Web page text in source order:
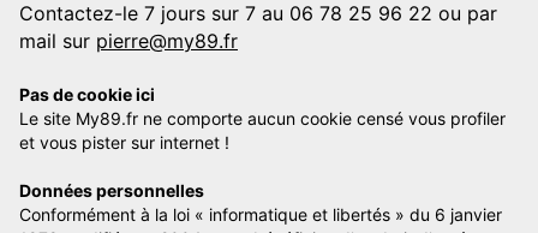
Contactez-le 7 jours sur 7 au 06 78 25 96 22 ou par
mail sur pierre@my89.fr
Pas de cookie ici
Le site My89.fr ne comporte aucun cookie censé vous profiler
et vous pister sur internet !
Données personnelles
Conformément à la loi « informatique et libertés » du 6 janvier